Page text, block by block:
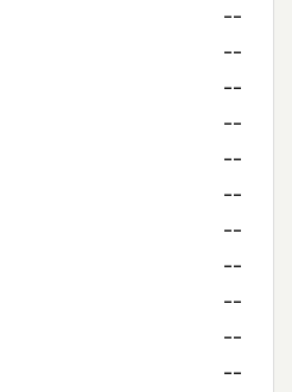
--
--
--
--
--
--
--
--
--
--
--